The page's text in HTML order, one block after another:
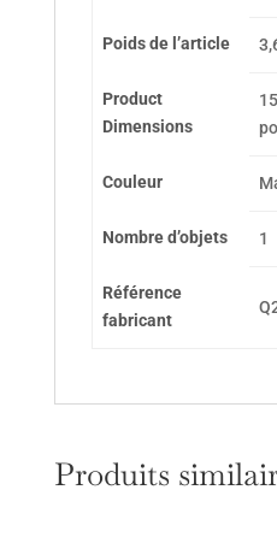
Poids de l’article
Product
Dimensions
Couleur
Nombre d’objets ‎1
Référence
fabricant
Produits